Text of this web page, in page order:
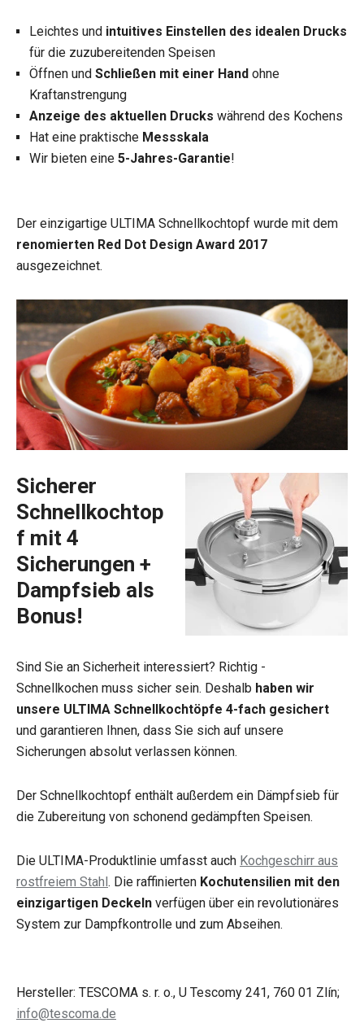
Leichtes und intuitives Einstellen des idealen Drucks
für die zuzubereitenden Speisen
Öffnen und Schließen mit einer Hand ohne
Kraftanstrengung
Anzeige des aktuellen Drucks während des Kochens
Hat eine praktische Messskala
Wir bieten eine 5-Jahres-Garantie!
Der einzigartige ULTIMA Schnellkochtopf wurde mit dem
renomierten Red Dot Design Award 2017
ausgezeichnet.
Sicherer
Schnellkochtop
f mit 4
Sicherungen +
Dampfsieb als
Bonus!
Sind Sie an Sicherheit interessiert? Richtig -
Schnellkochen muss sicher sein. Deshalb haben wir
unsere ULTIMA Schnellkochtöpfe 4-fach gesichert
und garantieren Ihnen, dass Sie sich auf unsere
Sicherungen absolut verlassen können.
Der Schnellkochtopf enthält außerdem ein Dämpfsieb für
die Zubereitung von schonend gedämpften Speisen.
Die ULTIMA-Produktlinie umfasst auch Kochgeschirr aus
rostfreiem Stahl . Die raffinierten Kochutensilien mit den
einzigartigen Deckeln verfügen über ein revolutionäres
System zur Dampfkontrolle und zum Abseihen.
Hersteller: TESCOMA s. r. o., U Tescomy 241, 760 01 Zlín;
info@tescoma.de